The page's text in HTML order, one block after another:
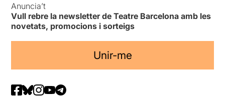
Anuncia’t
Vull rebre la newsletter de Teatre Barcelona amb les
novetats, promocions i sorteigs
Unir-me